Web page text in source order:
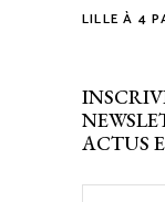
LILLE À 4
ACTUS